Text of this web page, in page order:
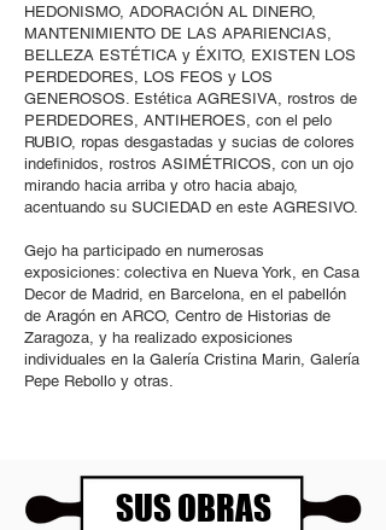
HEDONISMO, ADORACIÓN AL DINERO,
MANTENIMIENTO DE LAS APARIENCIAS,
BELLEZA ESTÉTICA y ÉXITO, EXISTEN LOS
PERDEDORES, LOS FEOS y LOS
GENEROSOS. Estética AGRESIVA, rostros de
PERDEDORES, ANTIHEROES, con el pelo
RUBIO, ropas desgastadas y sucias de colores
indefinidos, rostros ASIMÉTRICOS, con un ojo
mirando hacia arriba y otro hacia abajo,
acentuando su SUCIEDAD en este AGRESIVO.
Gejo ha participado en numerosas
exposiciones: colectiva en Nueva York, en Casa
Decor de Madrid, en Barcelona, en el pabellón
de Aragón en ARCO, Centro de Historias de
Zaragoza, y ha realizado exposiciones
individuales en la Galería Cristina Marin, Galería
Pepe Rebollo y otras.
SUS OBRAS